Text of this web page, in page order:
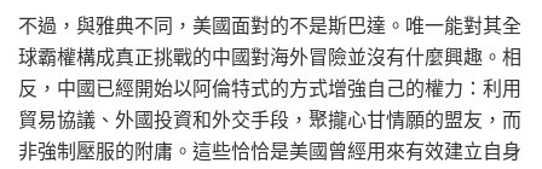
不過，與雅典不同，美國面對的不是斯巴達。唯一能對其全
球霸權構成真正挑戰的中國對海外冒險並沒有什麼興趣。相
反，中國已經開始以阿倫特式的方式增強自己的權力：利用
貿易協議、外國投資和外交手段，聚攏心甘情願的盟友，而
非強制壓服的附庸。這些恰恰是美國曾經用來有效建立自身